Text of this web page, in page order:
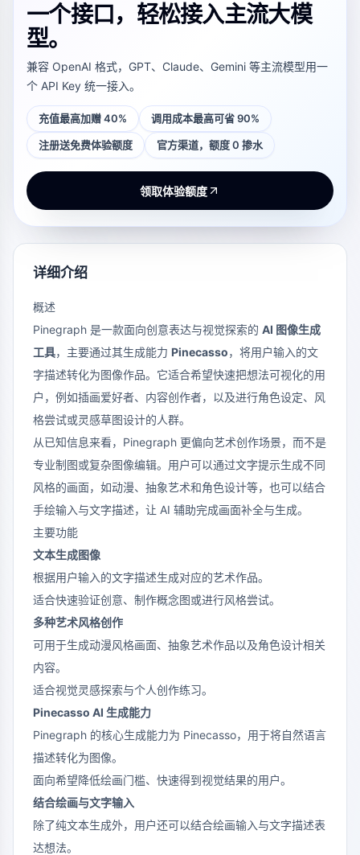
一个接口，轻松接入主流大模
型。
兼容 OpenAI 格式，GPT、Claude、Gemini 等主流模型用一
个 API Key 统一接入。
充值最高加赠 40% 调用成本最高可省 90%
注册送免费体验额度 官方渠道，额度 0 掺水
领取体验额度
详细介绍
概述
Pinegraph 是一款面向创意表达与视觉探索的 AI 图像生成
工具，主要通过其生成能力 Pinecasso，将用户输入的文
字描述转化为图像作品。它适合希望快速把想法可视化的用
户，例如插画爱好者、内容创作者，以及进行角色设定、风
格尝试或灵感草图设计的人群。
从已知信息来看，Pinegraph 更偏向艺术创作场景，而不是
专业制图或复杂图像编辑。用户可以通过文字提示生成不同
风格的画面，如动漫、抽象艺术和角色设计等，也可以结合
手绘输入与文字描述，让 AI 辅助完成画面补全与生成。
主要功能
文本生成图像
根据用户输入的文字描述生成对应的艺术作品。
适合快速验证创意、制作概念图或进行风格尝试。
多种艺术风格创作
可用于生成动漫风格画面、抽象艺术作品以及角色设计相关
内容。
适合视觉灵感探索与个人创作练习。
Pinecasso AI 生成能力
Pinegraph 的核心生成能力为 Pinecasso，用于将自然语言
描述转化为图像。
面向希望降低绘画门槛、快速得到视觉结果的用户。
结合绘画与文字输入
除了纯文本生成外，用户还可以结合绘画输入与文字描述表
达想法。